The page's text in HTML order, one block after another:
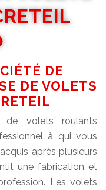
DE
DE VOLETS
volets roulants
à qui vous
après plusieurs
une fabrication et
Les volets